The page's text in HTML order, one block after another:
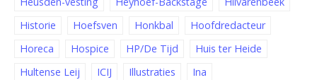
Historie
Hoefsven Honkbal
Hoofdredacteur
Horeca
Hospice HP/De Tijd
Huis ter Heide
Hultense Leij
ICIJ Illustraties
Ina